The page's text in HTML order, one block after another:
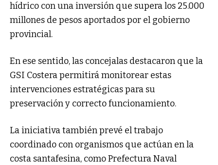
hídrico con una inversión que supera los 25.000
millones de pesos aportados por el gobierno
provincial.
En ese sentido, las concejalas destacaron que la
GSI Costera permitirá monitorear estas
intervenciones estratégicas para su
preservación y correcto funcionamiento.
La iniciativa también prevé el trabajo
coordinado con organismos que actúan en la
costa santafesina, como Prefectura Naval